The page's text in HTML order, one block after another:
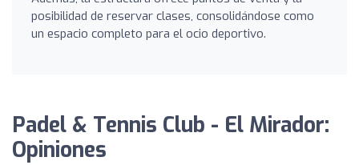
posibilidad de reservar clases, consolidándose como
un espacio completo para el ocio deportivo.
Padel & Tennis Club - El Mirador:
Opiniones